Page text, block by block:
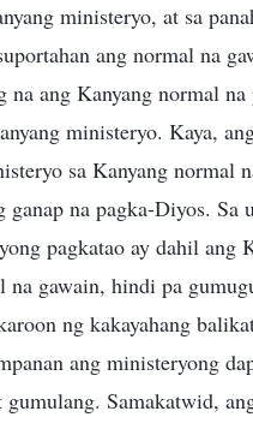
ministeryo, at sa
ang normal na
na ang Kanyang normal
ministeryo. Kaya,
sa Kanyang normal
ganap na pagka-Diyos. Sa
pagkatao ay dahil
na gawain, hindi pa
ng kakayahang
ang ministeryong
Samakatwid,